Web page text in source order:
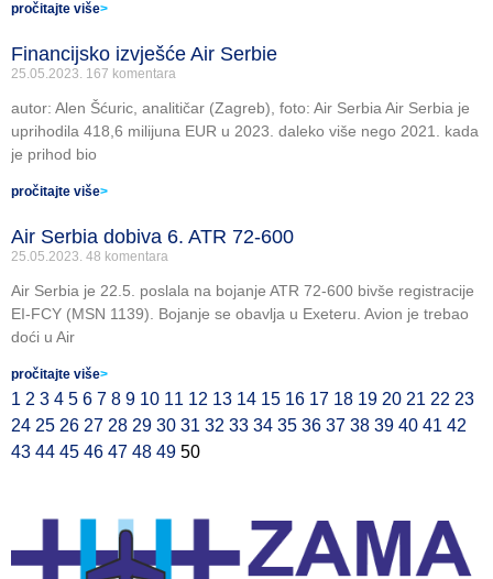
pročitajte više>
Financijsko izvješće Air Serbie
25.05.2023. 167 komentara
autor: Alen Šćuric, analitičar (Zagreb), foto: Air Serbia Air Serbia je
uprihodila 418,6 milijuna EUR u 2023. daleko više nego 2021. kada
je prihod bio
pročitajte više>
Air Serbia dobiva 6. ATR 72-600
25.05.2023. 48 komentara
Air Serbia je 22.5. poslala na bojanje ATR 72-600 bivše registracije
EI-FCY (MSN 1139). Bojanje se obavlja u Exeteru. Avion je trebao
doći u Air
pročitajte više>
1 2 3 4 5 6 7 8 9 10 11 12 13 14 15 16 17 18 19 20 21 22 23
24 25 26 27 28 29 30 31 32 33 34 35 36 37 38 39 40 41 42
43 44 45 46 47 48 49 50